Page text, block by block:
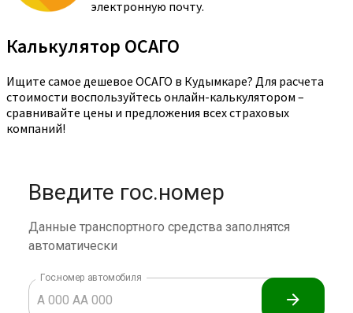
электронную почту.
Калькулятор ОСАГО
Ищите самое дешевое ОСАГО в Кудымкаре? Для расчета
стоимости воспользуйтесь онлайн-калькулятором –
сравнивайте цены и предложения всех страховых
компаний!